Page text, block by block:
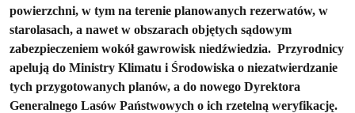
powierzchni, w tym na terenie planowanych rezerwatów, w
starolasach, a nawet w obszarach objętych sądowym
zabezpieczeniem wokół gawrowisk niedźwiedzia. Przyrodnicy
apelują do Ministry Klimatu i Środowiska o niezatwierdzanie
tych przygotowanych planów, a do nowego Dyrektora
Generalnego Lasów Państwowych o ich rzetelną weryfikację.